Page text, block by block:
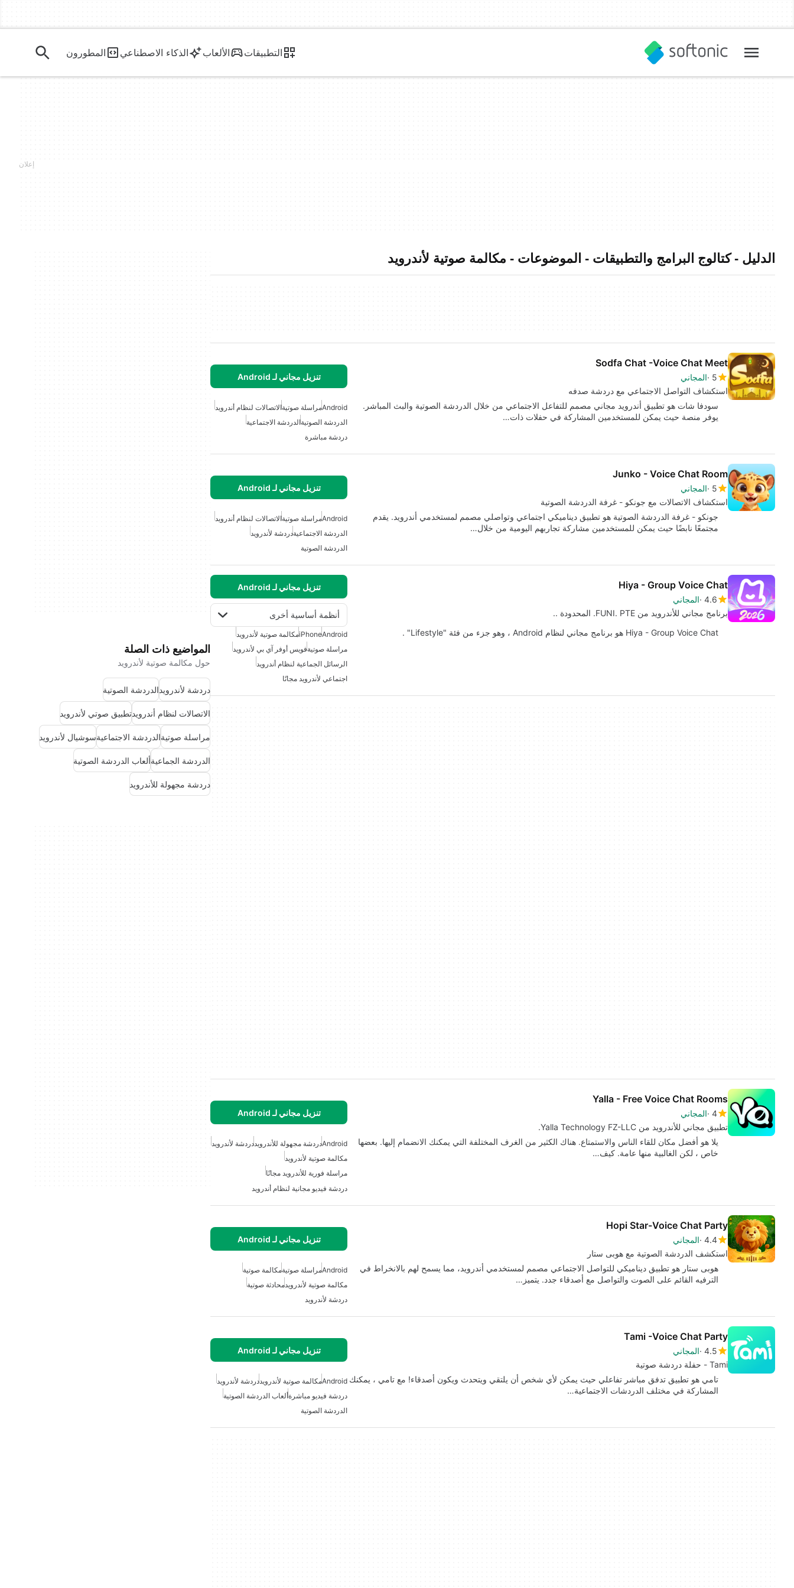
التطبيقات الألعاب الذكاء الاصطناعي المطورون
الدليل - كتالوج البرامج والتطبيقات - الموضوعات - مكالمة صوتية لأندرويد
Sodfa Chat -Voice Chat Meet
5 المجاني
استكشاف التواصل الاجتماعي مع دردشة صدفه
تنزيل مجاني لـ Android
سودفا شات هو تطبيق أندرويد مجاني مصمم للتفاعل الاجتماعي من خلال الدردشة الصوتية والبث المباشر.
يوفر منصة حيث يمكن للمستخدمين المشاركة في حفلات ذات…
Androidمراسلة صوتيةالاتصالات لنظام أندرويد
الدردشة الصوتيةالدردشة الاجتماعية
دردشة مباشرة
Junko - Voice Chat Room
5 المجاني
استكشاف الاتصالات مع جونكو - غرفة الدردشة الصوتية
تنزيل مجاني لـ Android
جونكو - غرفة الدردشة الصوتية هو تطبيق ديناميكي اجتماعي وتواصلي مصمم لمستخدمي أندرويد. يقدم
مجتمعًا نابضًا حيث يمكن للمستخدمين مشاركة تجاربهم اليومية من خلال…
Androidمراسلة صوتيةالاتصالات لنظام أندرويد
الدردشة الاجتماعيةدردشة لأندرويد
الدردشة الصوتية
Hiya - Group Voice Chat
4.6 المجاني
برنامج مجاني للأندرويد من FUNI. PTE. المحدودة ..
تنزيل مجاني لـ Android
أنظمة أساسية أخرى
Hiya - Group Voice Chat هو برنامج مجاني لنظام Android ، وهو جزء من فئة "Lifestyle" .
Android
iPhoneمكالمة صوتية لأندرويد
مراسلة صوتيةفويس أوفر آي بي لأندرويد
الرسائل الجماعية لنظام أندرويد
اجتماعي لأندرويد مجانًا
Yalla - Free Voice Chat Rooms
4 المجاني
تطبيق مجاني للأندرويد من Yalla Technology FZ-LLC.
تنزيل مجاني لـ Android
يلا هو أفضل مكان للقاء الناس والاستمتاع. هناك الكثير من الغرف المختلفة التي يمكنك الانضمام إليها. بعضها
خاص ، لكن الغالبية منها عامة. كيف…
Androidدردشة مجهولة للأندرويددردشة لأندرويد
مكالمة صوتية لأندرويد
مراسلة فورية للأندرويد مجانًا
دردشة فيديو مجانية لنظام أندرويد
Hopi Star-Voice Chat Party
4.4 المجاني
استكشف الدردشة الصوتية مع هوبى ستار
تنزيل مجاني لـ Android
هوبى ستار هو تطبيق ديناميكي للتواصل الاجتماعي مصمم لمستخدمي أندرويد، مما يسمح لهم بالانخراط في
الترفيه القائم على الصوت والتواصل مع أصدقاء جدد. يتميز…
Androidمراسلة صوتيةمكالمة صوتية
مكالمة صوتية لأندرويدمحادثة صوتية
دردشة لأندرويد
Tami -Voice Chat Party
4.5 المجاني
Tami - حفلة دردشة صوتية
تنزيل مجاني لـ Android
تامي هو تطبيق تدفق مباشر تفاعلي حيث يمكن لأي شخص أن يلتقي ويتحدث ويكون أصدقاء! مع تامي ، يمكنك
المشاركة في مختلف الدردشات الاجتماعية…
Androidمكالمة صوتية لأندرويددردشة لأندرويد
دردشة فيديو مباشرةألعاب الدردشة الصوتية
الدردشة الصوتية
المواضيع ذات الصلة
حول مكالمة صوتية لأندرويد
دردشة لأندرويدالدردشة الصوتية
الاتصالات لنظام أندرويدتطبيق صوتي لأندرويد
مراسلة صوتيةالدردشة الاجتماعيةسوشيال لأندرويد
الدردشة الجماعيةألعاب الدردشة الصوتية
دردشة مجهولة للأندرويد